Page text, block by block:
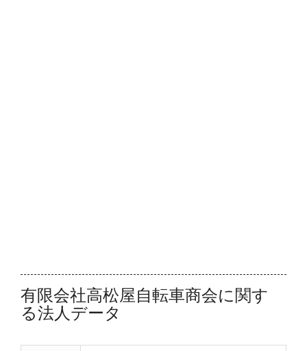
有限会社高松屋自転車商会に関す
る法人データ